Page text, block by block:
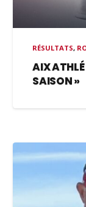
RÉSULTATS,
AIX ATHLÉ
SAISON »